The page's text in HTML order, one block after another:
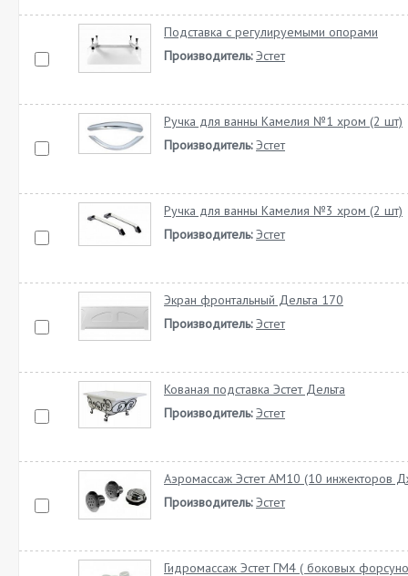
Подставка с регулируемыми опорами
Производитель: Эстет
Ручка для ванны Камелия №1 хром (2 шт)
Производитель: Эстет
Ручка для ванны Камелия №3 хром (2 шт)
Производитель: Эстет
Экран фронтальный Дельта 170
Производитель: Эстет
Кованая подставка Эстет Дельта
Производитель: Эстет
Аэромассаж Эстет АМ10 (10 инжекторов
Производитель: Эстет
Гидромассаж Эстет ГМ4 ( боковых